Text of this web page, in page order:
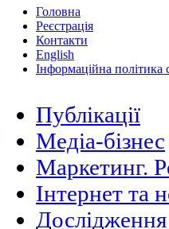
Головна
Реєстрація
Контакти
English
Інформаційна політика
Публікації
Медіа-бізнес
Маркетинг.
Інтернет та
Дослідження